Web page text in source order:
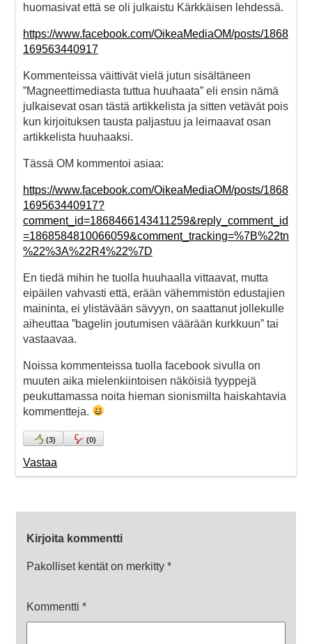
huomasivat että se oli julkaistu Kärkkäisen lehdessä.
https://www.facebook.com/OikeaMediaOM/posts/1868
169563440917
Kommenteissa väittivät vielä jutun sisältäneen
”Magneettimediasta tuttua huuhaata” eli ensin nämä
julkaisevat osan tästä artikkelista ja sitten vetävät pois
kun kirjoituksen tausta paljastuu ja leimaavat osan
artikkelista huuhaaksi.
Tässä OM kommentoi asiaa:
https://www.facebook.com/OikeaMediaOM/posts/1868
169563440917?
comment_id=1868466143411259&reply_comment_id
=1868584810066059&comment_tracking=%7B%22tn
%22%3A%22R4%22%7D
En tiedä mihin he tuolla huuhaalla vittaavat, mutta
eipäilen vahvasti että, erään vähemmistön edustajien
maininta, ei ylistävään sävyyn, on saattanut jollekulle
aiheuttaa ”bagelin joutumisen väärään kurkkuun” tai
vastaavaa.
Noissa kommenteissa tuolla facebook sivulla on
muuten aika mielenkiintoisen näköisiä tyyppejä
peukuttamassa noita hieman sionismilta haiskahtavia
kommentteja.
(3) (0)
Vastaa
Kirjoita kommentti
Pakolliset kentät on merkitty *
Kommentti *